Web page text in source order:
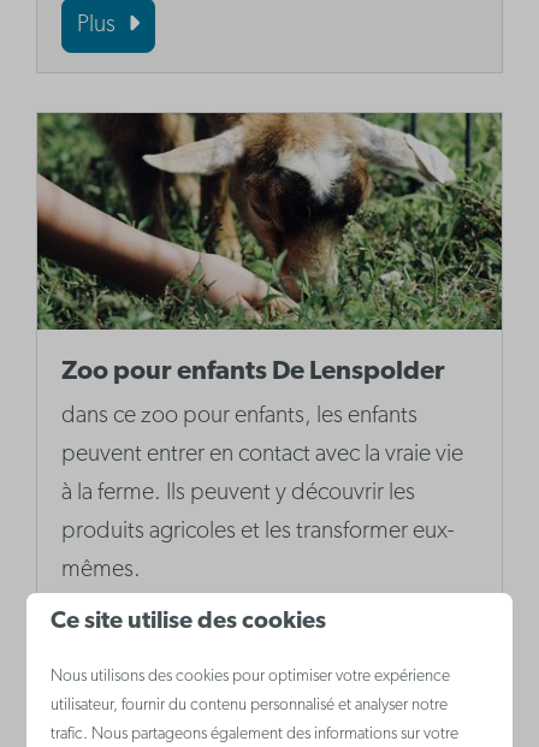
Plus
Zoo pour enfants De Lenspolder
dans ce zoo pour enfants, les enfants
peuvent entrer en contact avec la vraie vie
à la ferme. Ils peuvent y découvrir les
produits agricoles et les transformer eux-
mêmes.
Plus
Ce site utilise des cookies
Nous utilisons des cookies pour optimiser votre expérience
utilisateur, fournir du contenu personnalisé et analyser notre
trafic. Nous partageons également des informations sur votre